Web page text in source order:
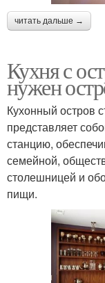
читать дальше →
Кухня с
нужен
Кухонный остров
представляет
станцию,
семейной,
столешницей и
пищи.